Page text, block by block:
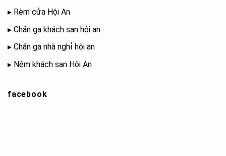
▸ Rèm cửa Hội An
▸ Chăn ga khách sạn hội an
▸ Chăn ga nhà nghỉ hội an
▸ Nệm khách sạn Hội An
facebook